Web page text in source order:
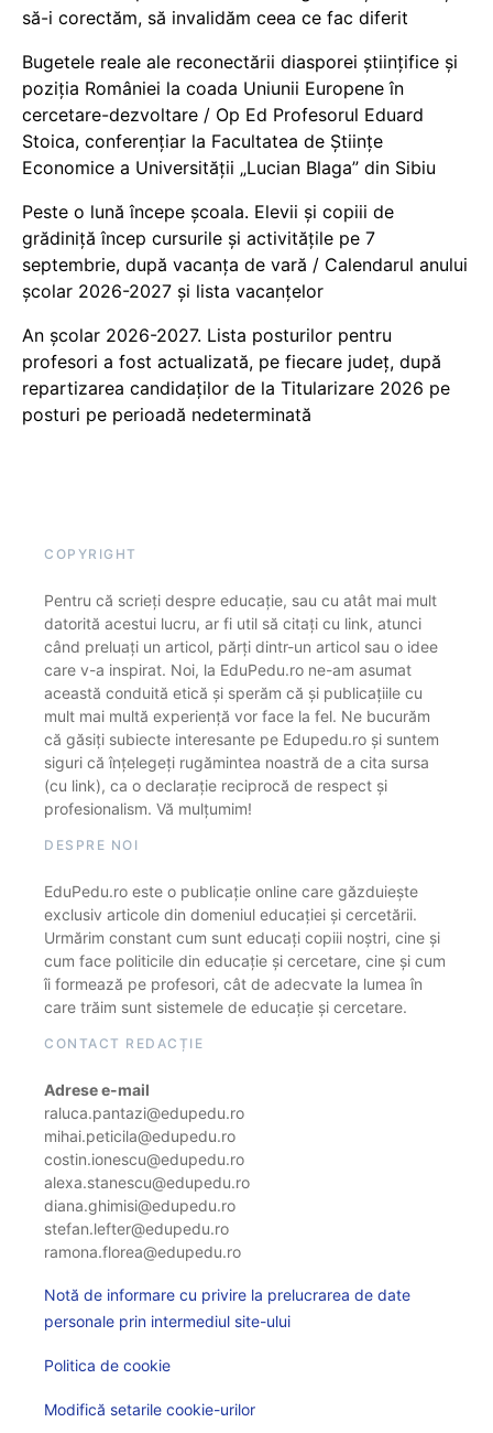
să-i corectăm, să invalidăm ceea ce fac diferit
Bugetele reale ale reconectării diasporei științifice și
poziția României la coada Uniunii Europene în
cercetare-dezvoltare / Op Ed Profesorul Eduard
Stoica, conferențiar la Facultatea de Științe
Economice a Universității „Lucian Blaga” din Sibiu
Peste o lună începe școala. Elevii și copiii de
grădiniță încep cursurile și activitățile pe 7
septembrie, după vacanța de vară / Calendarul anului
școlar 2026-2027 și lista vacanțelor
An școlar 2026-2027. Lista posturilor pentru
profesori a fost actualizată, pe fiecare județ, după
repartizarea candidaților de la Titularizare 2026 pe
posturi pe perioadă nedeterminată
COPYRIGHT
Pentru că scrieți despre educație, sau cu atât mai mult
datorită acestui lucru, ar fi util să citați cu link, atunci
când preluați un articol, părți dintr-un articol sau o idee
care v-a inspirat. Noi, la EduPedu.ro ne-am asumat
această conduită etică și sperăm că și publicațiile cu
mult mai multă experiență vor face la fel. Ne bucurăm
că găsiți subiecte interesante pe Edupedu.ro și suntem
siguri că înțelegeți rugămintea noastră de a cita sursa
(cu link), ca o declarație reciprocă de respect și
profesionalism. Vă mulțumim!
DESPRE NOI
EduPedu.ro este o publicație online care găzduiește
exclusiv articole din domeniul educației și cercetării.
Urmărim constant cum sunt educați copiii noștri, cine și
cum face politicile din educație și cercetare, cine și cum
îi formează pe profesori, cât de adecvate la lumea în
care trăim sunt sistemele de educație și cercetare.
CONTACT REDACȚIE
Adrese e-mail
raluca.pantazi@edupedu.ro
mihai.peticila@edupedu.ro
costin.ionescu@edupedu.ro
alexa.stanescu@edupedu.ro
diana.ghimisi@edupedu.ro
stefan.lefter@edupedu.ro
ramona.florea@edupedu.ro
Notă de informare cu privire la prelucrarea de date
personale prin intermediul site-ului
Politica de cookie
Modifică setarile cookie-urilor